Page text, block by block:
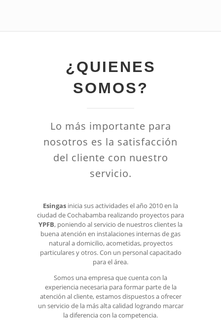
¿QUIENES
SOMOS?
Lo más importante para
nosotros es la satisfacción
del cliente con nuestro
servicio.
Esingas inicia sus actividades el año 2010 en la
ciudad de Cochabamba realizando proyectos para
YPFB, poniendo al servicio de nuestros clientes la
buena atención en instalaciones internas de gas
natural a domicilio, acometidas, proyectos
particulares y otros. Con un personal capacitado
para el área.
Somos una empresa que cuenta con la
experiencia necesaria para formar parte de la
atención al cliente, estamos dispuestos a ofrecer
un servicio de la más alta calidad logrando marcar
la diferencia con la competencia.